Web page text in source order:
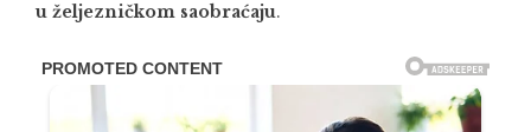
u željezničkom saobraćaju.